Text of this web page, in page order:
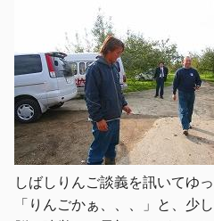
しばしりんご談義を訊いてゆ
「りんごかぁ、、、」と、少